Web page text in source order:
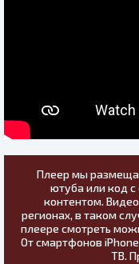
Плеер мы
ютуба или код
контентом.
регионах, в таком
плеере смотреть
От смартфонов
ТВ.